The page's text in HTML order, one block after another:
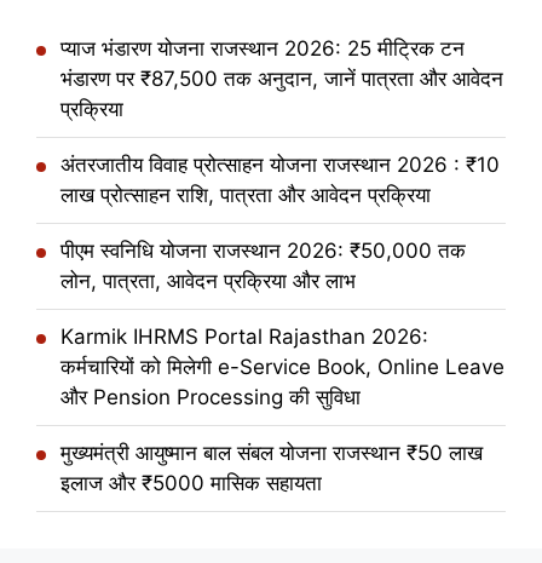
प्याज भंडारण योजना राजस्थान 2026: 25 मीट्रिक टन
भंडारण पर ₹87,500 तक अनुदान, जानें पात्रता और आवेदन
प्रक्रिया
अंतरजातीय विवाह प्रोत्साहन योजना राजस्थान 2026 : ₹10
लाख प्रोत्साहन राशि, पात्रता और आवेदन प्रक्रिया
पीएम स्वनिधि योजना राजस्थान 2026: ₹50,000 तक
लोन, पात्रता, आवेदन प्रक्रिया और लाभ
Karmik IHRMS Portal Rajasthan 2026:
कर्मचारियों को मिलेगी e-Service Book, Online Leave
और Pension Processing की सुविधा
मुख्यमंत्री आयुष्मान बाल संबल योजना राजस्थान ₹50 लाख
इलाज और ₹5000 मासिक सहायता